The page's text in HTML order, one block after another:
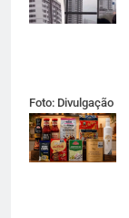
Foto: Divulgação